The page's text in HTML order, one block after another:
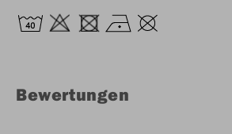
Bewertungen